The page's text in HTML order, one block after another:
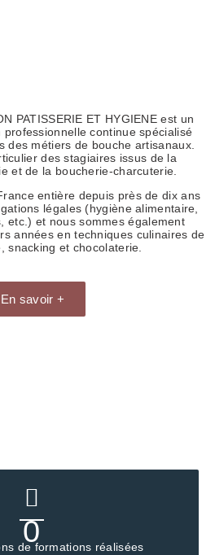
PATISSERIE ET HYGIENE est un
continue spécialisé
des métiers de bouche artisanaux.
des stagiaires issus de la
et de la boucherie-charcuterie.
entière depuis près de dix ans
légales (hygiène alimentaire,
etc.) et nous sommes également
années en techniques culinaires de
snacking et chocolaterie.
En savoir +
0
de formations réalisées